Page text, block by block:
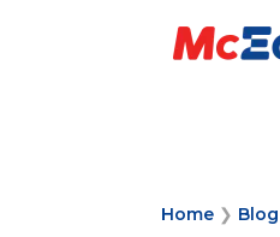
Home ❯ Blog